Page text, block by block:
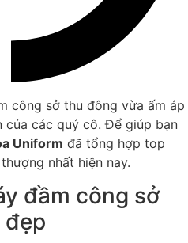
công sở thu đông vừa ấm áp
của các quý cô. Để giúp bạn
Uniform đã tổng hợp top
nhất hiện nay.
đầm công sở